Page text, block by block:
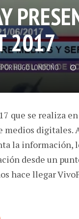
2017
PORHUGO LONDOÑO
que se realiza
medios digitales.
la información,
desde un
hace llegar